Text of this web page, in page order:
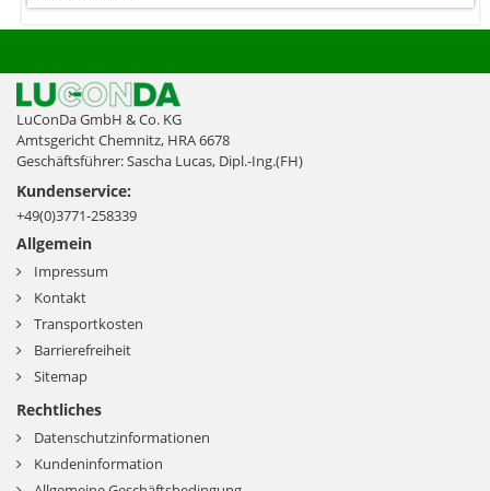
LuConDa GmbH & Co. KG
Amtsgericht Chemnitz, HRA 6678
Geschäftsführer: Sascha Lucas, Dipl.-Ing.(FH)
Kundenservice:
+49(0)3771-258339
Allgemein
Impressum
Kontakt
Transportkosten
Barrierefreiheit
Sitemap
Rechtliches
Datenschutzinformationen
Kundeninformation